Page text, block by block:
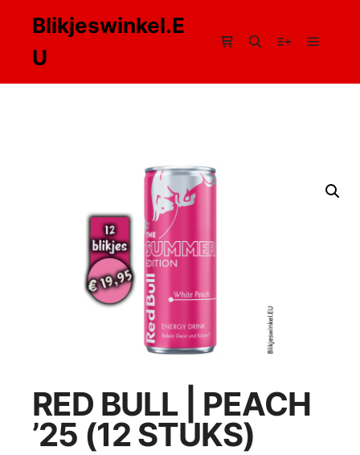
Blikjeswinkel.E
U
RED BULL | PEACH
’25 (12 STUKS)